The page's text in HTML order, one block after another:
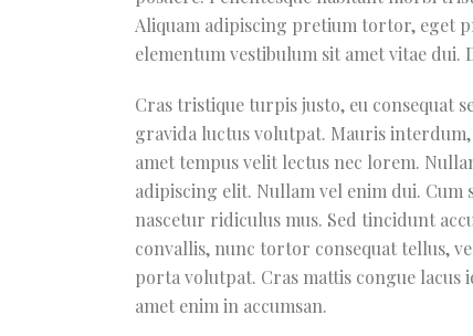
Aliquam adipiscing pretium tortor, eget
elementum vestibulum sit amet vitae dui.
Cras tristique turpis justo, eu consequat
gravida luctus volutpat. Mauris
amet tempus velit lectus nec lorem.
adipiscing elit. Nullam vel enim dui.
nascetur ridiculus mus. Sed tincidunt
convallis, nunc tortor consequat tellus,
porta volutpat. Cras mattis congue lacus
amet enim in accumsan.